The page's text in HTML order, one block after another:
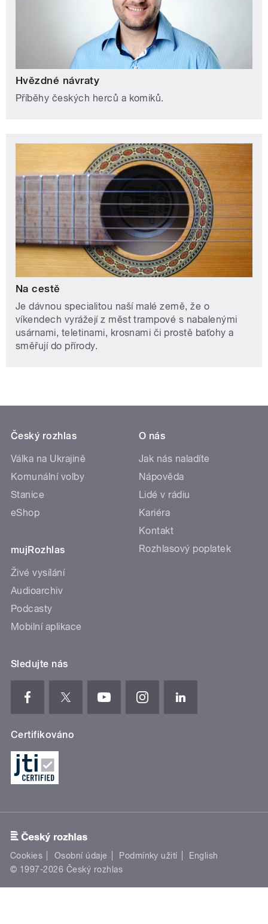
Hvězdné návraty
Příběhy českých herců a komiků.
Na cestě
Je dávnou specialitou naší malé země, že o
víkendech vyrážejí z měst trampové s nabalenými
usárnami, teletinami, krosnami či prostě baťohy a
směřují do přírody.
Český rozhlas
Válka na Ukrajině
Komunální volby
Stanice
eShop
mujRozhlas
Živé vysílání
Audioarchiv
Podcasty
Mobilní aplikace
O nás
Jak nás naladíte
Nápověda
Lidé v rádiu
Kariéra
Kontakt
Rozhlasový poplatek
Sledujte nás
Certifikováno
Cookies Osobní údaje Podmínky užití
English
© 1997-2026 Český rozhlas